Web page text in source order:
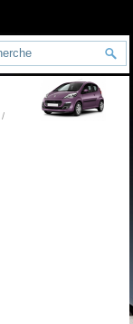
/